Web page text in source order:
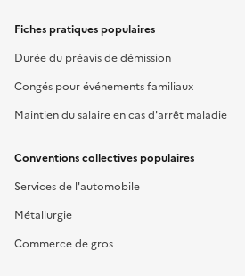
Fiches pratiques populaires
Durée du préavis de démission
Congés pour événements familiaux
Maintien du salaire en cas d'arrêt maladie
Conventions collectives populaires
Services de l'automobile
Métallurgie
Commerce de gros